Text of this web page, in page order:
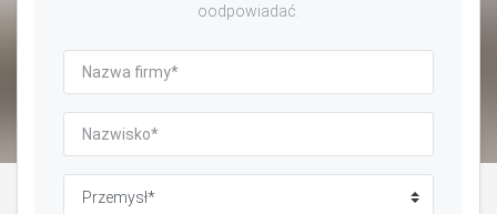
oodpowiadać.